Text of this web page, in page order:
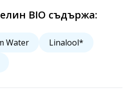
BIO съдържа:
Water
Linalool*